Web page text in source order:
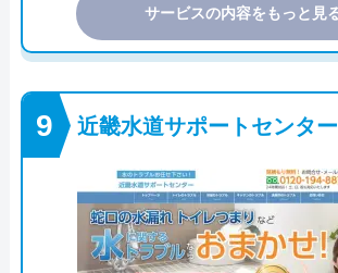
サービスの内容をもっと見
近畿水道サポートセンター